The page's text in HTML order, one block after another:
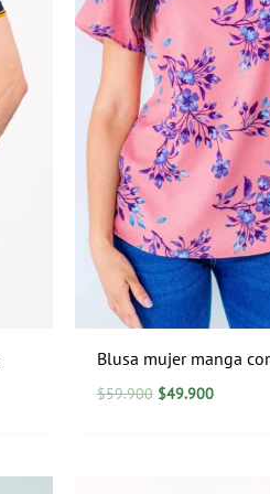
Blusa mujer manga
$59.900 $49.900